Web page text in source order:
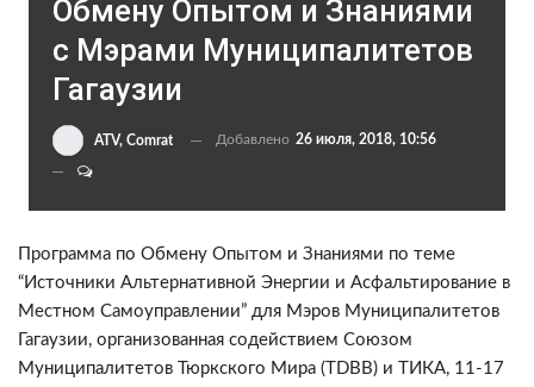
Обмену Опытом и Знаниями
с Мэрами Муниципалитетов
Гагаузии
ATV, Comrat Добавлено 26 июля, 2018, 10:56
Программа по Обмену Опытом и Знаниями по теме
“Источники Альтернативной Энергии и Асфальтирование в
Местном Самоуправлении” для Мэров Муниципалитетов
Гагаузии, организованная содействием Союзом
Муниципалитетов Тюркского Мира (TDBB) и ТИКА, 11-17